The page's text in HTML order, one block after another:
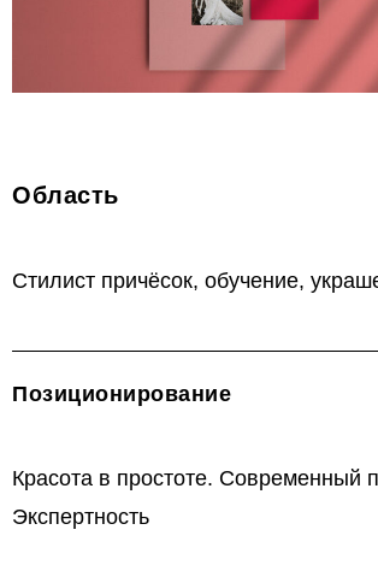
Область
Стилист причёсок, обучение,
Позиционирование
Красота в простоте. Современный
Экспертность